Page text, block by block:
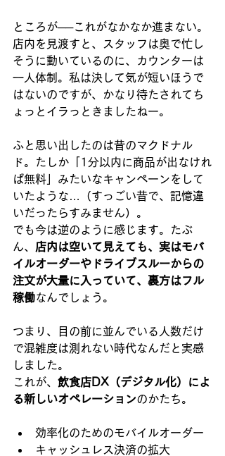
ところが──これがなかなか進まない。
店内を見渡すと、スタッフは奥で忙し
そうに動いているのに、カウンターは
一人体制。私は決して気が短いほうで
はないのですが、かなり待たされてち
ょっとイラっときましたねー。
ふと思い出したのは昔のマクドナル
ド。たしか「1分以内に商品が出なけれ
ば無料」みたいなキャンペーンをして
いたような…（すっごい昔で、記憶違
いだったらすみません）。
でも今は逆のように感じます。たぶ
ん、 店内は空いて見えても、実はモバ
イルオーダーやドライブスルーからの
注文が大量に入っていて、裏方はフル
稼働なんでしょう。
つまり、目の前に並んでいる人数だけ
で混雑度は測れない時代なんだと実感
しました。
これが、 飲食店DX（デジタル化）によ
る新しいオペレーションのかたち。
効率化のためのモバイルオーダー
キャッシュレス決済の拡大